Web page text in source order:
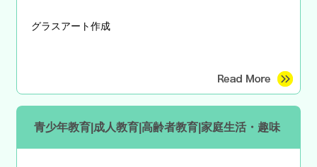
グラスアート作成
青少年教育|成人教育|高齢者教育|家庭生活・趣味